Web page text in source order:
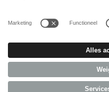
© 2026 REPA Holding GmbH.